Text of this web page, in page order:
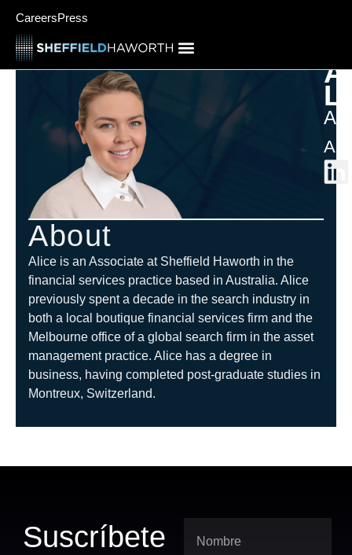
CareersPress
About
Alice is an Associate at Sheffield Haworth in the
financial services practice based in Australia. Alice
previously spent a decade in the search industry in
both a local boutique financial services firm and the
Melbourne office of a global search firm in the asset
management practice. Alice has a degree in
business, having completed post-graduate studies in
Montreux, Switzerland.
Suscríbete